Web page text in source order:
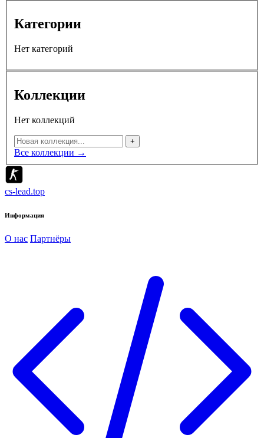
Категории
Нет категорий
Коллекции
Нет коллекций
+
Все коллекции →
cs-lead.top
Информация
О нас Партнёры